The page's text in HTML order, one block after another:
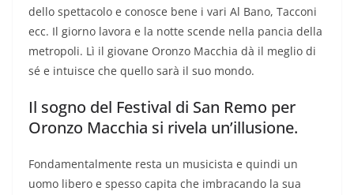
dello spettacolo e conosce bene i vari Al Bano, Tacconi
ecc. Il giorno lavora e la notte scende nella pancia della
metropoli. Lì il giovane Oronzo Macchia dà il meglio di
sé e intuisce che quello sarà il suo mondo.
Il sogno del Festival di San Remo per
Oronzo Macchia si rivela un’illusione.
Fondamentalmente resta un musicista e quindi un
uomo libero e spesso capita che imbracando la sua